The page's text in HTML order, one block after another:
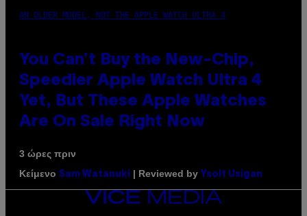
AN OLDER MODEL, NOT THE APPLE WATCH ULTRA 4
You Can’t Buy the New-Chip,
Speedier Apple Watch Ultra 4
Yet, But These Apple Watches
Are On Sale Right Now
3 ώρες πριν
Κείμενο Sam Watanuki | Reviewed by Ysolt Usigan
VICE
MEDIA